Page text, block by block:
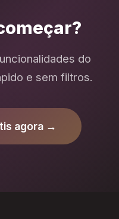
do
e sem filtros.
agora →